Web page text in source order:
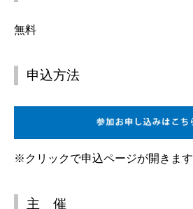
無料
申込方法
※クリックで申込ページが開きます
主 催